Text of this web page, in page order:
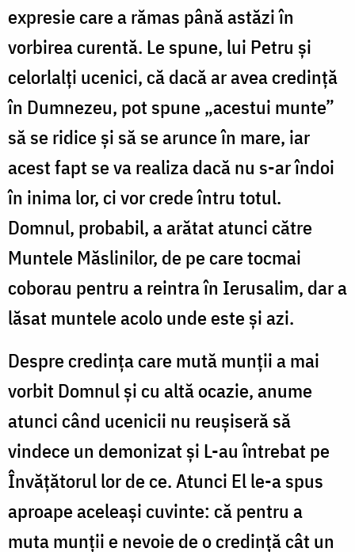
expresie care a rămas până astăzi în
vorbirea curentă. Le spune, lui Petru și
celorlalți ucenici, că dacă ar avea credință
în Dumnezeu, pot spune „acestui munte”
să se ridice și să se arunce în mare, iar
acest fapt se va realiza dacă nu s-ar îndoi
în inima lor, ci vor crede întru totul.
Domnul, probabil, a arătat atunci către
Muntele Măslinilor, de pe care tocmai
coborau pentru a reintra în Ierusalim, dar a
lăsat muntele acolo unde este și azi.
Despre credința care mută munții a mai
vorbit Domnul și cu altă ocazie, anume
atunci când ucenicii nu reușiseră să
vindece un demonizat și L-au întrebat pe
Învățătorul lor de ce. Atunci El le-a spus
aproape aceleași cuvinte: că pentru a
muta munții e nevoie de o credință cât un